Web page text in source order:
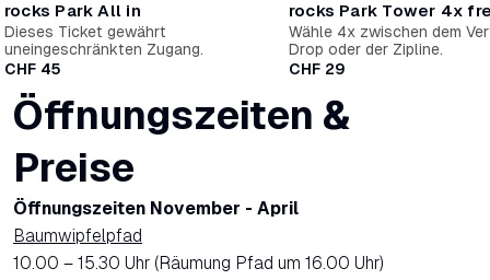
rocks Park All in
Dieses Ticket gewährt
uneingeschränkten Zugang.
CHF 45
rocks Park Tower 4x
Wähle 4x zwischen dem
Drop oder der Zipline.
CHF 29
Öffnungszeiten &
Preise
Öffnungszeiten November - April
Baumwipfelpfad
10.00 – 15.30 Uhr (Räumung Pfad um 16.00 Uhr)